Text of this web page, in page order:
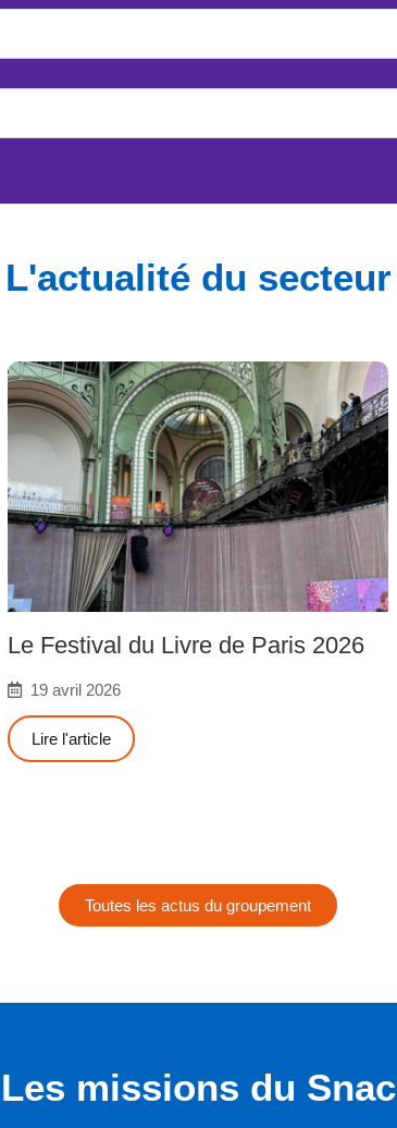
L'actualité du secteur
Le Festival du Livre de Paris 2026
19 avril 2026
Lire l'article
Toutes les actus du groupement
Les missions du Snac